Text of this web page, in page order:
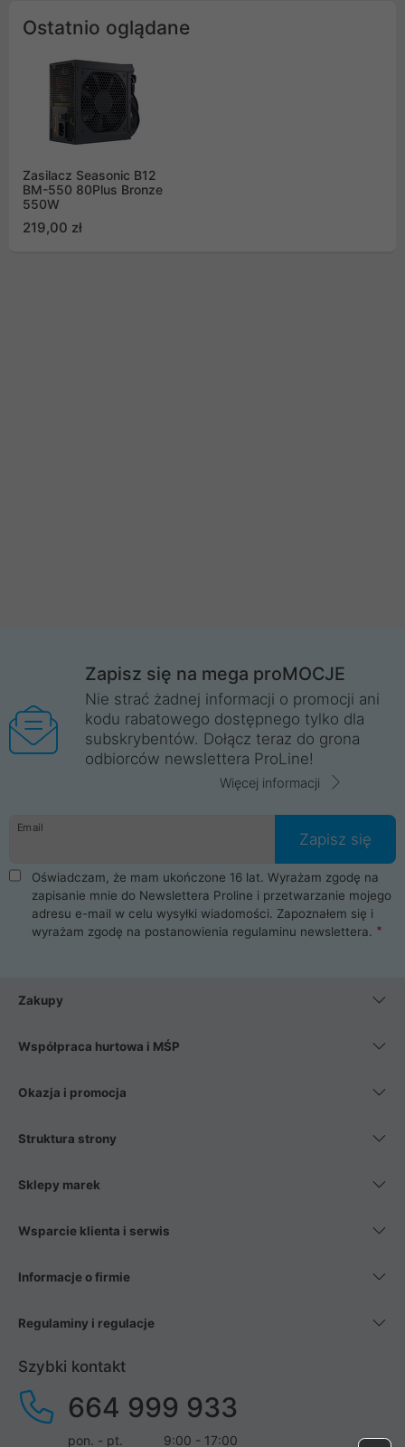
Ostatnio oglądane
Zasilacz Seasonic B12
BM-550 80Plus Bronze
550W
219,00 zł
Zapisz się na mega proMOCJE
Nie strać żadnej informacji o promocji ani
kodu rabatowego dostępnego tylko dla
subskrybentów. Dołącz teraz do grona
odbiorców newslettera ProLine!
Więcej informacji
Email
Zapisz się
Oświadczam, że mam ukończone 16 lat. Wyrażam zgodę na
zapisanie mnie do Newslettera Proline i przetwarzanie mojego
adresu e-mail w celu wysyłki wiadomości. Zapoznałem się i
wyrażam zgodę na postanowienia regulaminu newslettera.
Zakupy
Współpraca hurtowa i MŚP
Okazja i promocja
Struktura strony
Sklepy marek
Wsparcie klienta i serwis
Informacje o firmie
Regulaminy i regulacje
Szybki kontakt
664 999 933
pon. - pt. 9:00 - 17:00